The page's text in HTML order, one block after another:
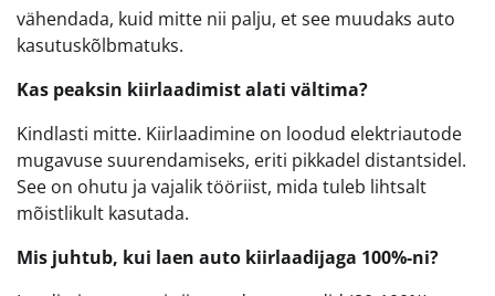
vähendada, kuid mitte nii palju, et see muudaks auto
kasutuskõlbmatuks.
Kas peaksin kiirlaadimist alati vältima?
Kindlasti mitte. Kiirlaadimine on loodud elektriautode
mugavuse suurendamiseks, eriti pikkadel distantsidel.
See on ohutu ja vajalik tööriist, mida tuleb lihtsalt
mõistlikult kasutada.
Mis juhtub, kui laen auto kiirlaadijaga 100%-ni?